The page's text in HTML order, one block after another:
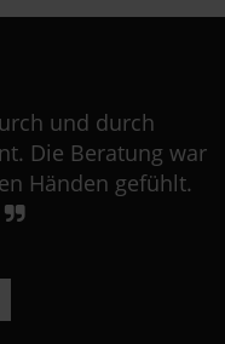
und durch
Die Beratung war
Händen gefühlt.